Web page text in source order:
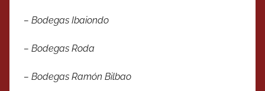
– Bodegas Ibaiondo
– Bodegas Roda
– Bodegas Ramón Bilbao